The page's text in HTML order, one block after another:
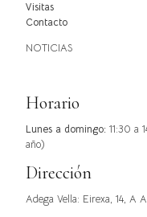
Visitas
Contacto
NOTICIAS
Horario
Lunes a domingo: 11:30 a
año)
Dirección
Adega Vella: Eirexa, 14, A